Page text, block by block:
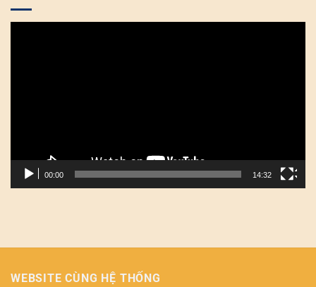
00:00 14:32
WEBSITE CÙNG HỆ THỐNG